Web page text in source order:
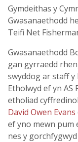
Gymdeithas y
Gwasanaethodd
Teifi Net
Gwasanaethodd
gan gyrraedd
swyddog ar staff
Etholwyd ef yn
etholiad
David Owen Evans
ef yno mewn pum
nes y